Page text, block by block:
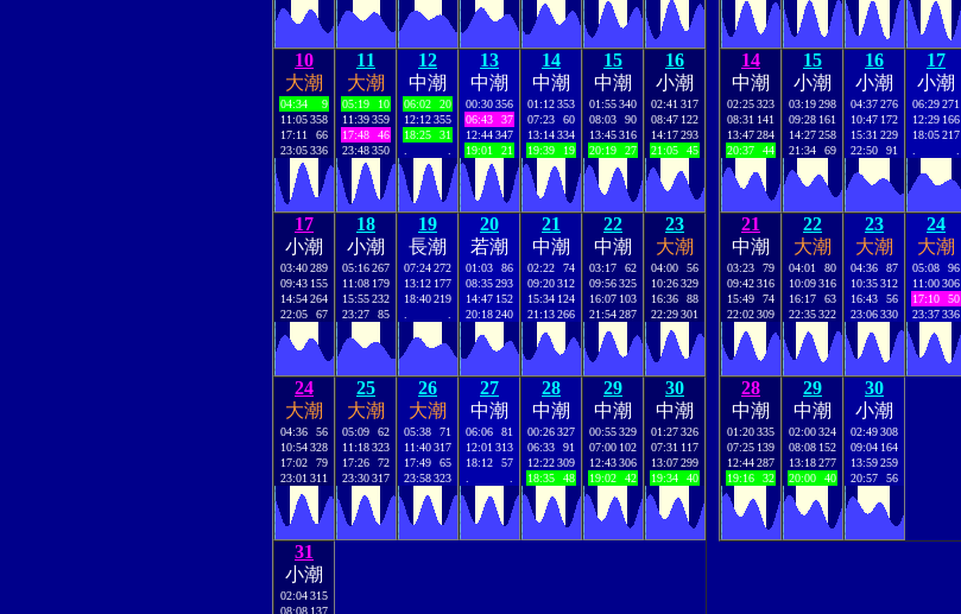
10
大潮
04:34
9
11:05358
17:11
66
23:05336
11
大潮
05:19
10
11:39359
17:48
46
23:48350
12
中潮
06:02
20
12:12355
18:25
31
13
中潮
00:30356
06:43
37
12:44347
19:01
21
14
中潮
01:12353
07:23
60
13:14334
19:39
19
15
中潮
01:55340
08:03
90
13:45316
20:19
27
16
小潮
02:41 317
08:47 122
14:17293
21:05
45
17
小潮
03:40289
09:43 155
14:54264
22:05
67
18
小潮
05:16267
11:08 179
15:55232
23:27
85
19
長潮
07:24272
13:12 177
18:40219
20
若潮
01:03
86
08:35293
14:47 152
20:18240
21
中潮
02:22
74
09:20312
15:34 124
21:13266
22
中潮
03:17
62
09:56325
16:07 103
21:54287
23
大潮
04:00
56
10:26329
16:36
88
22:29301
24
大潮
04:36
56
10:54328
17:02
79
23:01 311
25
大潮
05:09
62
11:18323
17:26
72
23:30317
26
大潮
05:38
71
11:40317
17:49
65
23:58323
27
中潮
06:06
81
12:01 313
18:12
57
28
中潮
00:26327
06:33
91
12:22309
18:35
48
29
中潮
00:55329
07:00 102
12:43306
19:02
42
30
中潮
01:27326
07:31 117
13:07299
19:34
40
31
小潮
02:04315
08:08 137
14
中潮
02:25323
08:31 141
13:47284
20:37
44
15
小潮
03:19298
09:28 161
14:27258
21:34
69
16
小潮
04:37276
10:47 172
15:31 229
22:50
91
17
小潮
06:29271
12:29 166
18:05217
21
中潮
03:23
79
09:42316
15:49
74
22:02309
22
大潮
04:01
80
10:09316
16:17
63
22:35322
23
大潮
04:36
87
10:35312
16:43
56
23:06330
24
大潮
05:08
96
11:00306
17:10
50
23:37336
28
中潮
01:20335
07:25 139
12:44287
19:16
32
29
中潮
02:00324
08:08 152
13:18277
20:00
40
30
小潮
02:49308
09:04 164
13:59259
20:57
56